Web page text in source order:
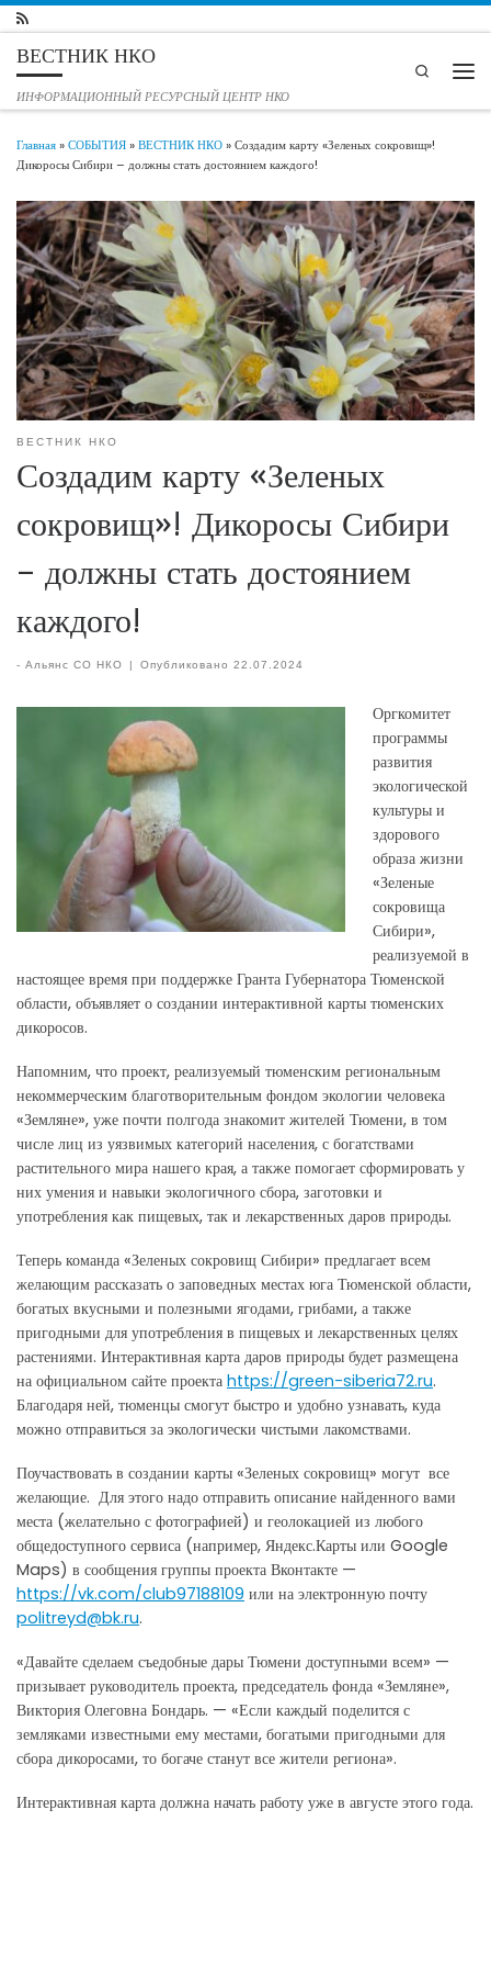
Перейти к содержимому
ВЕСТНИК НКО
ИНФОРМАЦИОННЫЙ РЕСУРСНЫЙ ЦЕНТР НКО
Search
Главная»СОБЫТИЯ»ВЕСТНИК НКО»Создадим карту «Зеленых сокровищ»!
Дикоросы Сибири – должны стать достоянием каждого!
ВЕСТНИК НКО
Создадим карту «Зеленых
сокровищ»! Дикоросы Сибири
– должны стать достоянием
каждого!
- Альянс СО НКО | Опубликовано22.07.2024
Оргкомитет
программы
развития
экологической
культуры и
здорового
образа жизни
«Зеленые
сокровища
Сибири»,
реализуемой в
настоящее время при поддержке Гранта Губернатора Тюменской
области, объявляет о создании интерактивной карты тюменских
дикоросов.
Напомним, что проект, реализуемый тюменским региональным
некоммерческим благотворительным фондом экологии человека
«Земляне», уже почти полгода знакомит жителей Тюмени, в том
числе лиц из уязвимых категорий населения, с богатствами
растительного мира нашего края, а также помогает сформировать у
них умения и навыки экологичного сбора, заготовки и
употребления как пищевых, так и лекарственных даров природы.
Теперь команда «Зеленых сокровищ Сибири» предлагает всем
желающим рассказать о заповедных местах юга Тюменской области,
богатых вкусными и полезными ягодами, грибами, а также
пригодными для употребления в пищевых и лекарственных целях
растениями. Интерактивная карта даров природы будет размещена
на официальном сайте проекта https://green-siberia72.ru.
Благодаря ней, тюменцы смогут быстро и удобно узнавать, куда
можно отправиться за экологически чистыми лакомствами.
Поучаствовать в создании карты «Зеленых сокровищ» могут все
желающие. Для этого надо отправить описание найденного вами
места (желательно с фотографией) и геолокацией из любого
общедоступного сервиса (например, Яндекс.Карты или Google
Maps) в сообщения группы проекта Вконтакте —
https://vk.com/club97188109 или на электронную почту
politreyd@bk.ru.
«Давайте сделаем съедобные дары Тюмени доступными всем» —
призывает руководитель проекта, председатель фонда «Земляне»,
Виктория Олеговна Бондарь. — «Если каждый поделится с
земляками известными ему местами, богатыми пригодными для
сбора дикоросами, то богаче станут все жители региона».
Интерактивная карта должна начать работу уже в августе этого года.